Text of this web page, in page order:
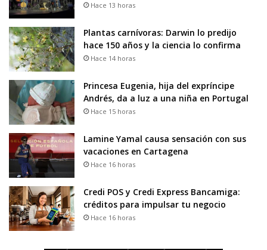
Hace 13 horas
Plantas carnívoras: Darwin lo predijo
hace 150 años y la ciencia lo confirma
Hace 14 horas
Princesa Eugenia, hija del expríncipe
Andrés, da a luz a una niña en Portugal
Hace 15 horas
Lamine Yamal causa sensación con sus
vacaciones en Cartagena
Hace 16 horas
Credi POS y Credi Express Bancamiga:
créditos para impulsar tu negocio
Hace 16 horas